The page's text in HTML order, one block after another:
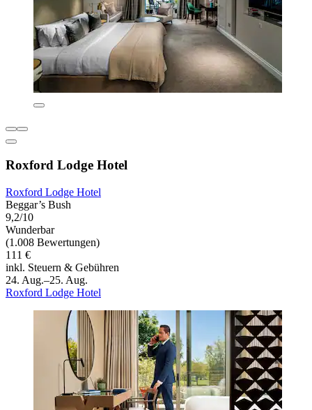
Roxford Lodge Hotel
Roxford Lodge Hotel
Beggar’s Bush
9,2/10
Wunderbar
(1.008 Bewertungen)
111 €
inkl. Steuern & Gebühren
24. Aug.–25. Aug.
Roxford Lodge Hotel